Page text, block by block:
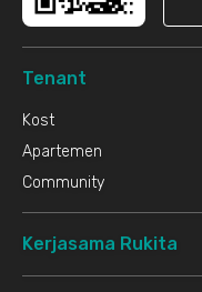
Tenant
Kost
Apartemen
Community
Kerjasama Rukita